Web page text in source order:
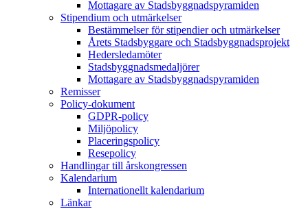
Mottagare av Stadsbyggnadspyramiden
Stipendium och utmärkelser
Bestämmelser för stipendier och utmärkelser
Årets Stadsbyggare och Stadsbyggnadsprojekt
Hedersledamöter
Stadsbyggnadsmedaljörer
Mottagare av Stadsbyggnadspyramiden
Remisser
Policy-dokument
GDPR-policy
Miljöpolicy
Placeringspolicy
Resepolicy
Handlingar till årskongressen
Kalendarium
Internationellt kalendarium
Länkar